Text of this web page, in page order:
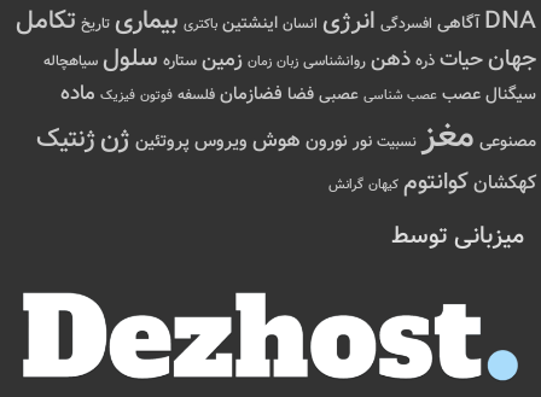
DNA آگاهی افسردگی انرژی انسان اینشتین باکتری بیماری تاریخ تکامل
جهانحیات ذره ذهن روانشناسی زبان زمان زمین ستاره سلول سیاهچاله
سیگنال عصب عصب شناسی عصبی فضا فضازمان فلسفه فوتون فیزیک ماده
مصنوعی مغز نسبیت نور نورون هوش ویروس پروتئین ژنژنتیک
کهکشانکوانتوم کیهان گرانش
میزبانی توسط